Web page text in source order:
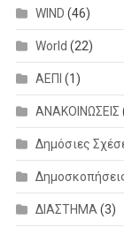
WIND (46)
World (22)
ΑΕΠΙ (1)
ΑΝΑΚΟΙΝΩΣΕΙΣ
Δημόσιες
ΔΙΑΣΤΗΜΑ(3)